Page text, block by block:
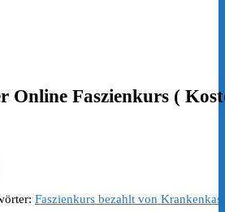
Online Faszienkurs (
Faszienkurs bezahlt von